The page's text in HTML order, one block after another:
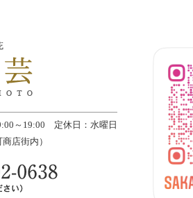
～19:00 定休日：水曜日
店街内）